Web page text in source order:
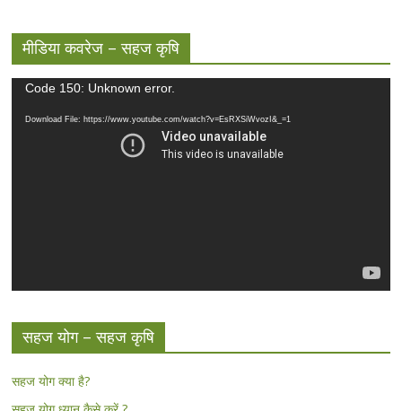
मीडिया कवरेज – सहज कृषि
Video
Code 150: Unknown error.
Download File: https://www.youtube.com/watch?v=EsRXSiWvozI&_=1
सहज योग – सहज कृषि
सहज योग क्या है?